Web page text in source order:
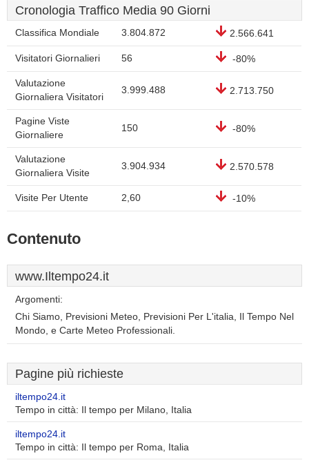
Cronologia Traffico Media 90 Giorni
Classifica Mondiale 3.804.872 2.566.641
Visitatori Giornalieri 56 -80%
Valutazione
Giornaliera Visitatori
3.999.488 2.713.750
Pagine Viste
Giornaliere
150 -80%
Valutazione
Giornaliera Visite
3.904.934 2.570.578
Visite Per Utente 2,60 -10%
Contenuto
www.Iltempo24.it
Argomenti:
Chi Siamo, Previsioni Meteo, Previsioni Per L'italia, Il Tempo Nel
Mondo, e Carte Meteo Professionali.
Pagine più richieste
iltempo24.it
Tempo in città: Il tempo per Milano, Italia
iltempo24.it
Tempo in città: Il tempo per Roma, Italia